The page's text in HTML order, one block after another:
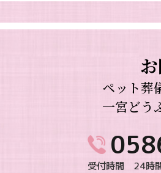
ペット葬
一宮どう
受付時間 24時